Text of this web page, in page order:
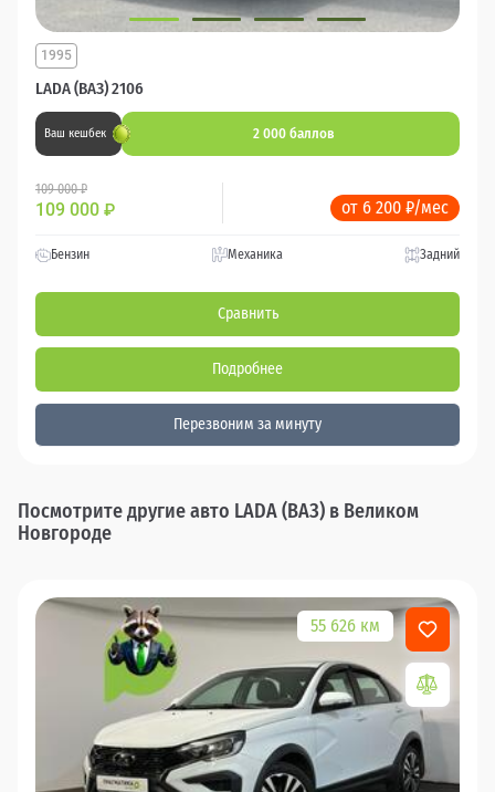
LADA (ВАЗ) 2106
1995
Ваш кешбек 2 000 баллов
109 000 ₽
109 000 ₽ от 6 200 ₽/мес
Бензин Механика Задний
Сравнить
Подробнее
Перезвоним за минуту
Посмотрите другие авто LADA (ВАЗ) в Великом
Новгороде
55 626 км